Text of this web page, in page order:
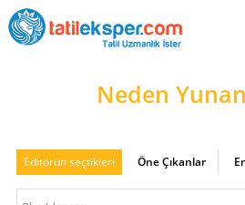
Neden
Editörün seçtikleri Öne Çıkanlar